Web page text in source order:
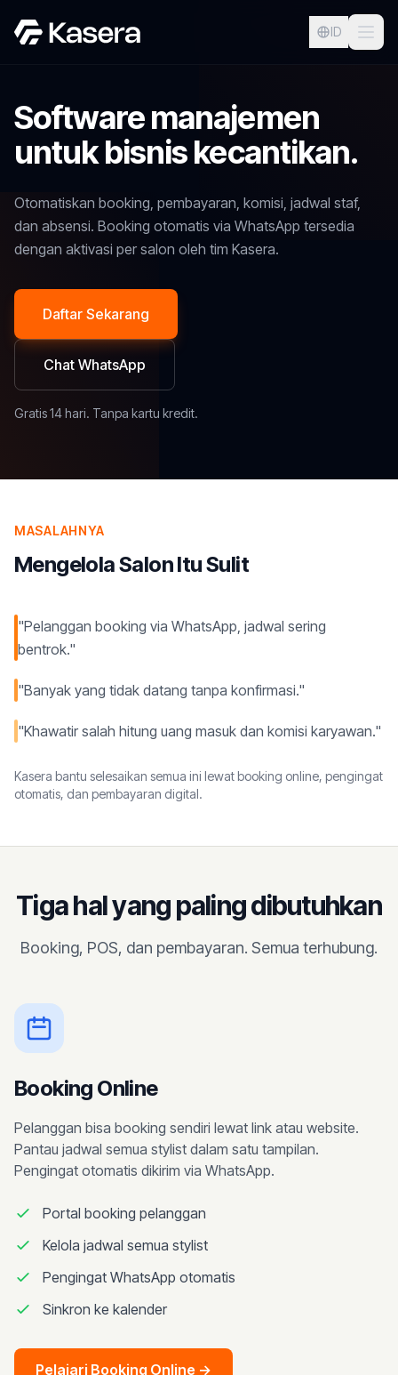
ID
Software manajemen
untuk bisnis kecantikan.
Otomatiskan booking, pembayaran, komisi, jadwal staf,
dan absensi. Booking otomatis via WhatsApp tersedia
dengan aktivasi per salon oleh tim Kasera.
Daftar Sekarang
Chat WhatsApp
Gratis 14 hari. Tanpa kartu kredit.
MASALAHNYA
Mengelola Salon Itu Sulit
"Pelanggan booking via WhatsApp, jadwal sering
bentrok."
"Banyak yang tidak datang tanpa konfirmasi."
"Khawatir salah hitung uang masuk dan komisi karyawan."
Kasera bantu selesaikan semua ini lewat booking online, pengingat
otomatis, dan pembayaran digital.
Tiga hal yang paling dibutuhkan
Booking, POS, dan pembayaran. Semua terhubung.
Booking Online
Pelanggan bisa booking sendiri lewat link atau website.
Pantau jadwal semua stylist dalam satu tampilan.
Pengingat otomatis dikirim via WhatsApp.
Portal booking pelanggan
Kelola jadwal semua stylist
Pengingat WhatsApp otomatis
Sinkron ke kalender
Pelajari Booking Online →